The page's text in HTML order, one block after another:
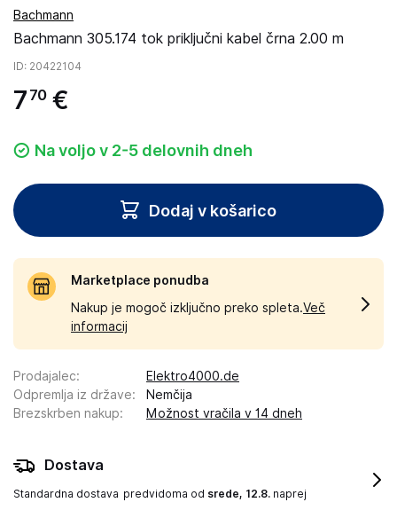
Bachmann
Bachmann 305.174 tok priključni kabel črna 2.00 m
ID: 20422104
7 70 €
Na voljo v 2-5 delovnih dneh
Dodaj v košarico
Marketplace ponudba
Nakup je mogoč izključno preko spleta.Več
informacij
Prodajalec:
Elektro4000.de
Odpremlja iz države:
Nemčija
Brezskrben nakup: Možnost vračila v 14 dneh
Dostava
Standardna dostava predvidoma od srede, 12.8. naprej